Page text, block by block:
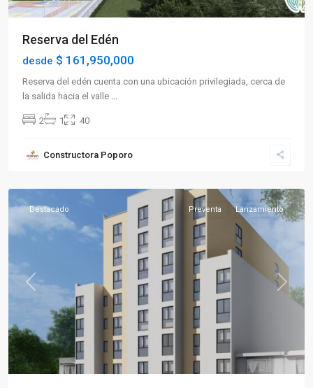
Reserva del Edén
desde $ 161,950,000
Reserva del edén cuenta con una ubicación privilegiada, cerca de
la salida hacia el valle ...
2 1 40
Constructora Poporo
Occidente,
Previous Next
Destacado Preventa Lanzamiento